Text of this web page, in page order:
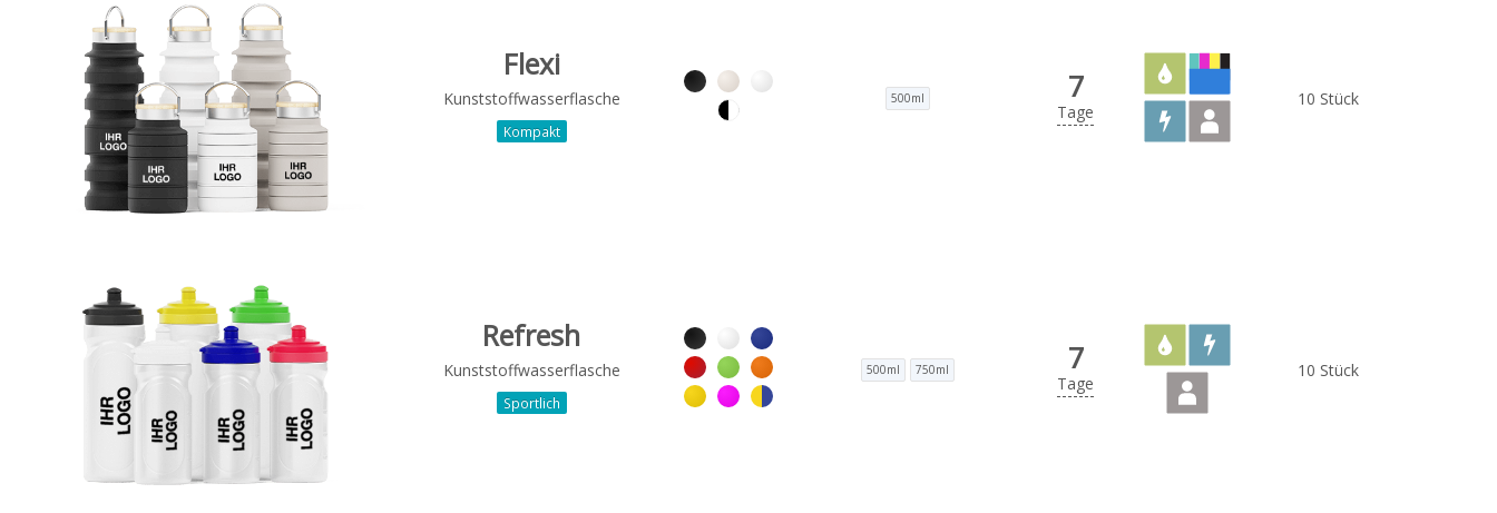
Flexi
Kunststoffwasserflasche
Kompakt
500ml 7
Tage
10 Stück
Refresh
Kunststoffwasserflasche
Sportlich
500ml 750ml 7
Tage
10 Stück